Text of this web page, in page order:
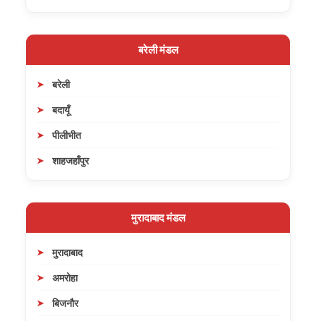
बरेली मंडल
बरेली
बदायूँ
पीलीभीत
शाहजहाँपुर
मुरादाबाद मंडल
मुरादाबाद
अमरोहा
बिजनौर